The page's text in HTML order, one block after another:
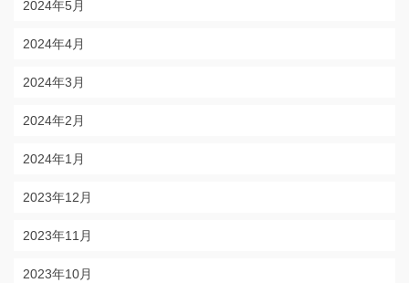
2024年5月
2024年4月
2024年3月
2024年2月
2024年1月
2023年12月
2023年11月
2023年10月